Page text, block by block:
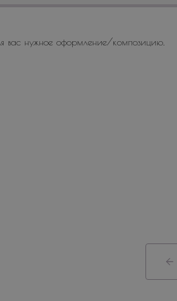
вас нужное оформление/композицию.